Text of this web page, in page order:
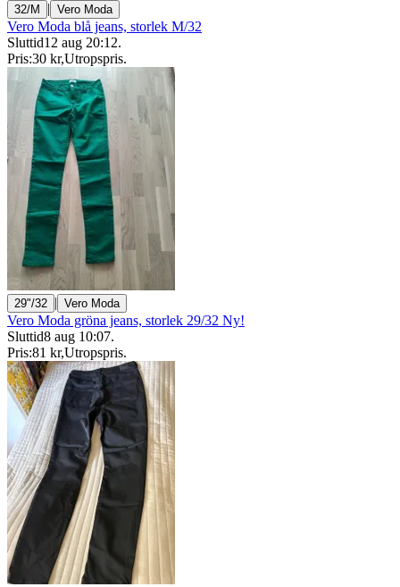
32/M | Vero Moda
Vero Moda blå jeans, storlek M/32
Sluttid12 aug 20:12.
Pris:30 kr,Utropspris.
29"/32 | Vero Moda
Vero Moda gröna jeans, storlek 29/32 Ny!
Sluttid8 aug 10:07.
Pris:81 kr,Utropspris.